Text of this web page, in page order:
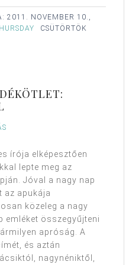
2011. NOVEMBER 10.,
CSÜTÖRTÖK
írója elképesztően
lepte meg az
Jóval a nagy nap
az apukája
közeleg a nagy
emléket összegyűjteni
apróság. A
és aztán
nagynéniktől,